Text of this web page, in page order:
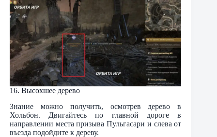
16. Высохшее дерево
Знание можно получить, осмотрев дерево в
Хольбон. Двигайтесь по главной дороге в
направлении места призыва Пульгасари и слева от
въезда подойдите к дереву.